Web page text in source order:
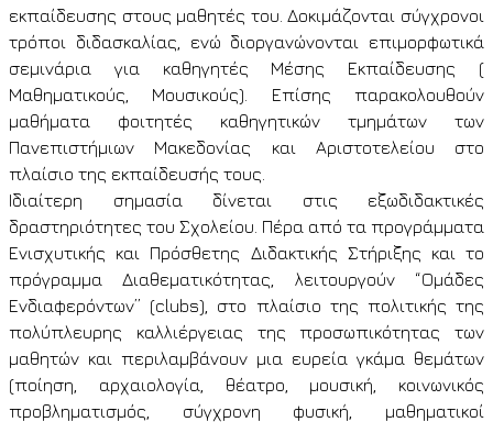
εκπαίδευσης στους μαθητές του. Δοκιμάζονται σύγχρονοι
τρόποι διδασκαλίας, ενώ διοργανώνονται επιμορφωτικά
σεμινάρια για καθηγητές Μέσης Εκπαίδευσης (
Μαθηματικούς, Μουσικούς). Επίσης παρακολουθούν
μαθήματα φοιτητές καθηγητικών τμημάτων των
Πανεπιστήμιων Μακεδονίας και Αριστοτελείου στο
πλαίσιο της εκπαίδευσής τους.
Ιδιαίτερη σημασία δίνεται στις εξωδιδακτικές
δραστηριότητες του Σχολείου. Πέρα από τα προγράμματα
Ενισχυτικής και Πρόσθετης Διδακτικής Στήριξης και το
πρόγραμμα Διαθεματικότητας, λειτουργούν “Ομάδες
Ενδιαφερόντων” (clubs), στο πλαίσιο της πολιτικής της
πολύπλευρης καλλιέργειας της προσωπικότητας των
μαθητών και περιλαμβάνουν μια ευρεία γκάμα θεμάτων
(ποίηση, αρχαιολογία, θέατρο, μουσική, κοινωνικός
προβληματισμός, σύγχρονη φυσική, μαθηματικοί